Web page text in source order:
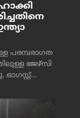
പരമ്പരാഗത
ജേഴ്‌സി
ഓഗസ്റ്റ്...